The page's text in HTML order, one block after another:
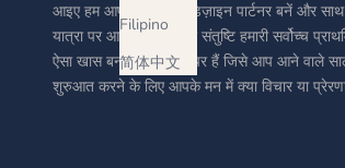
Filipino
简体中文
आइए हम आपके भरोसेमंद डिज़ाइन पार्टनर बनें और
यात्रा पर आगे बढ़ें। आपकी संतुष्टि हमारी सर्वोच्च
ऐसा खास बनाने के लिए तत्पर हैं जिसे आप आने वाले
शुरुआत करने के लिए आपके मन में क्या विचार या